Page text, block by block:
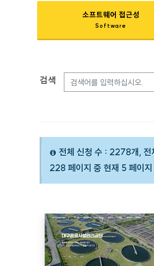
소프트웨어 접근성
Software
검색옵션
검색
전체 신청 수 : 2278개, 전
228 페이지 중 현재 5 페이지